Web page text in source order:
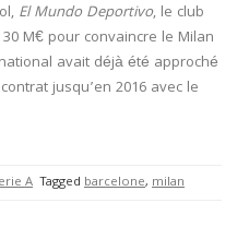
El Mundo Deportivo, le club
M€ pour convaincre le Milan
avait déjà été approché
jusqu’en 2016 avec le
A Tagged barcelone, milan